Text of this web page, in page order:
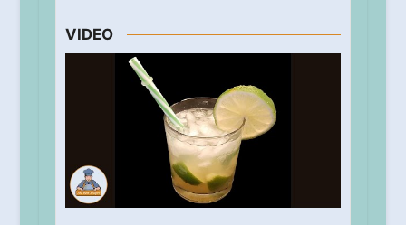
VIDEO